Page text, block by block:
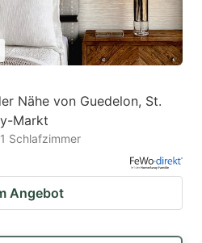
Nähe von Guedelon, St.
Markt
Schlafzimmer
Angebot